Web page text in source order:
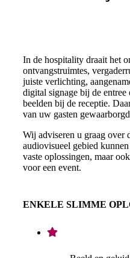
In de hospitality draait het
ontvangstruimtes,
juiste verlichting,
digital signage bij de
beelden bij de receptie.
van uw gasten
Wij adviseren u graag over
audiovisueel gebied
vaste oplossingen, maar
voor een event.
ENKELE SLIMME